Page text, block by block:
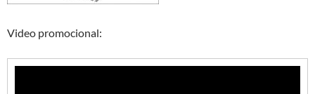
Video promocional: